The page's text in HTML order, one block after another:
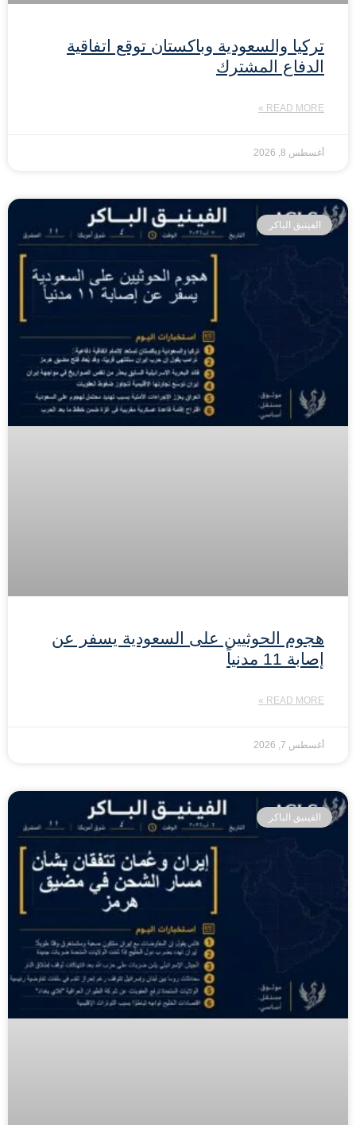
تركيا والسعودية وباكستان توقع اتفاقية
الدفاع المشترك
READ MORE »
أغسطس 8, 2026
الفينيق الباكر
هجوم الحوثيين على السعودية يسفر عن
إصابة 11 مدنياً
READ MORE »
أغسطس 7, 2026
الفينيق الباكر